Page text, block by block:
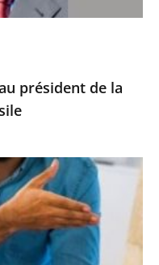
président de la